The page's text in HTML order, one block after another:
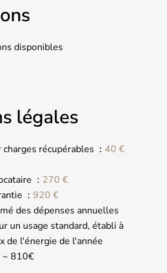
disponibles
légales
récupérables
40 €
270 €
920 €
des dépenses annuelles
un usage standard, établi à
de l'énergie de l'année
~ 810€